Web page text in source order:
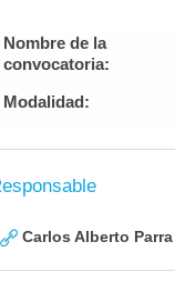
Nombre de la
convocatoria:
Modalidad:
Carlos Alberto